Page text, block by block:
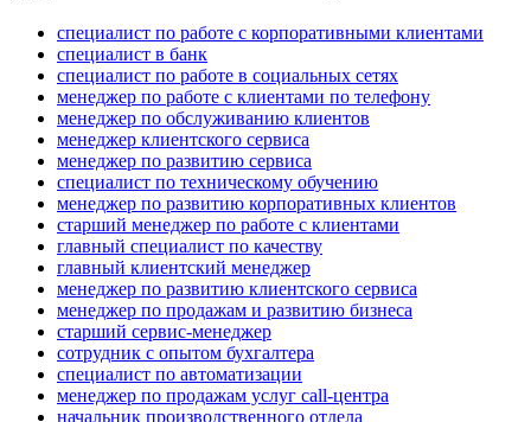
специалист по работе с корпоративными клиентами
специалист в банк
специалист по работе в социальных сетях
менеджер по работе с клиентами по телефону
менеджер по обслуживанию клиентов
менеджер клиентского сервиса
менеджер по развитию сервиса
специалист по техническому обучению
менеджер по развитию корпоративных клиентов
старший менеджер по работе с клиентами
главный специалист по качеству
главный клиентский менеджер
менеджер по развитию клиентского сервиса
менеджер по продажам и развитию бизнеса
старший сервис-менеджер
сотрудник с опытом бухгалтера
специалист по автоматизации
менеджер по продажам услуг call-центра
начальник производственного отдела